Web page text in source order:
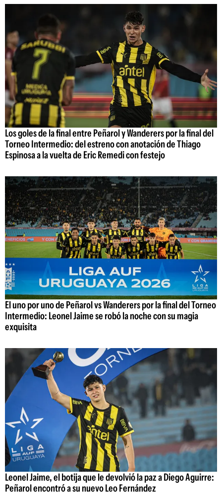
Los goles de la final entre Peñarol y Wanderers por la final del
Torneo Intermedio: del estreno con anotación de Thiago
Espinosa a la vuelta de Eric Remedi con festejo
El uno por uno de Peñarol vs Wanderers por la final del Torneo
Intermedio: Leonel Jaime se robó la noche con su magia
exquisita
Leonel Jaime, el botija que le devolvió la paz a Diego Aguirre:
Peñarol encontró a su nuevo Leo Fernández